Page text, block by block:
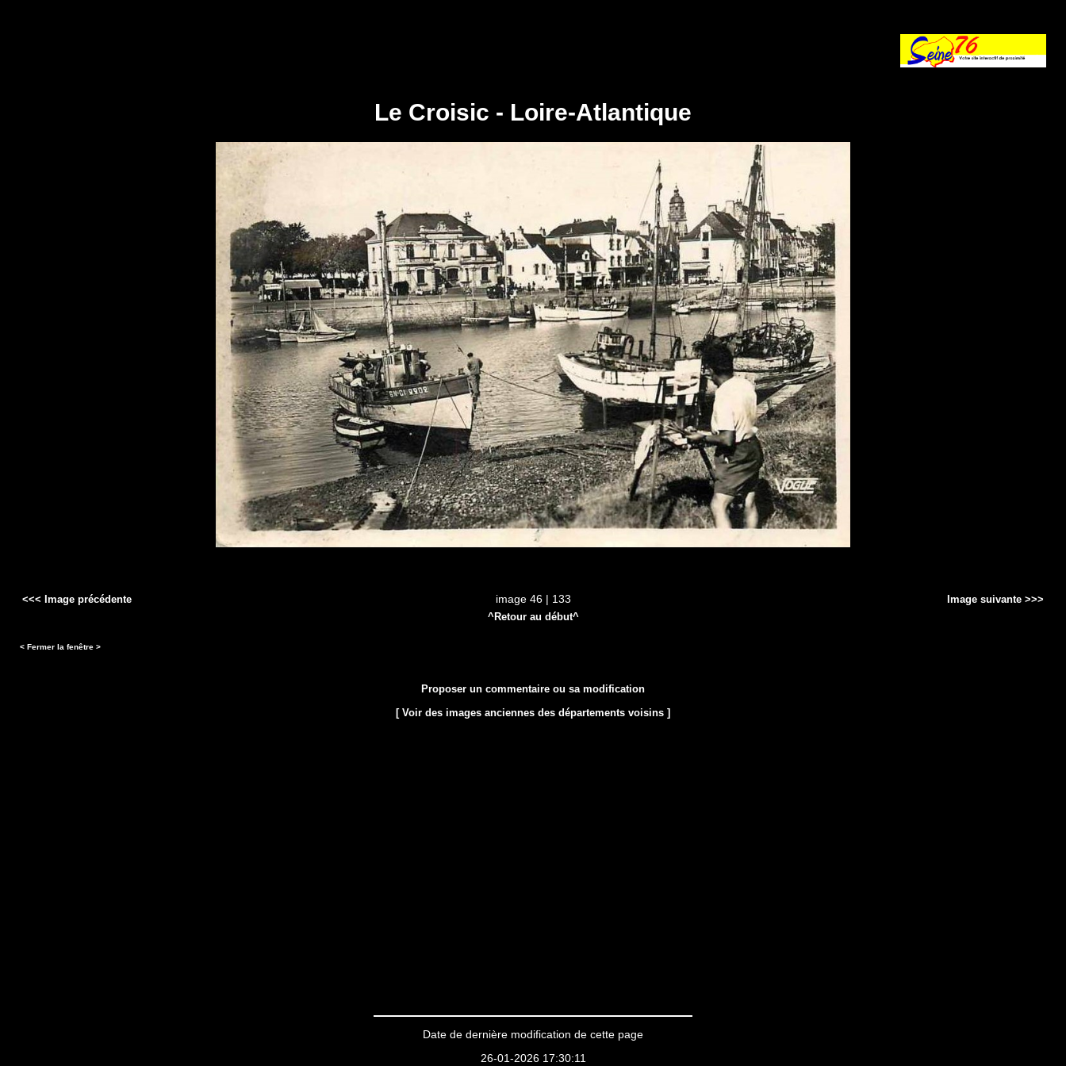
Le Croisic - Loire-Atlantique
<<< Image précédente image 46 | 133
Image suivante >>>
^Retour au début^
< Fermer la fenêtre >
Proposer un commentaire ou sa modification
[ Voir des images anciennes des départements voisins ]
Date de dernière modification de cette page
26-01-2026 17:30:11